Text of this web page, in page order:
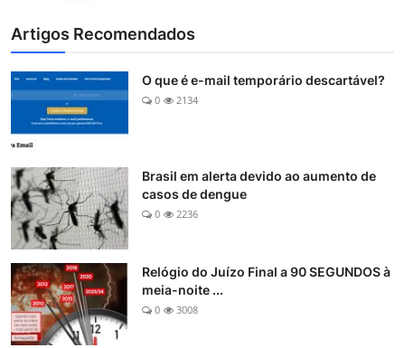
Artigos Recomendados
O que é e-mail temporário descartável?
0 2134
Brasil em alerta devido ao aumento de
casos de dengue
0 2236
Relógio do Juízo Final a 90 SEGUNDOS à
meia-noite ...
0 3008